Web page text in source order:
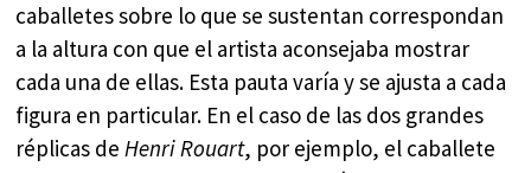
caballetes sobre lo que se sustentan correspondan
a la altura con que el artista aconsejaba mostrar
cada una de ellas. Esta pauta varía y se ajusta a cada
figura en particular. En el caso de las dos grandes
réplicas deHenri Rouart, por ejemplo, el caballete